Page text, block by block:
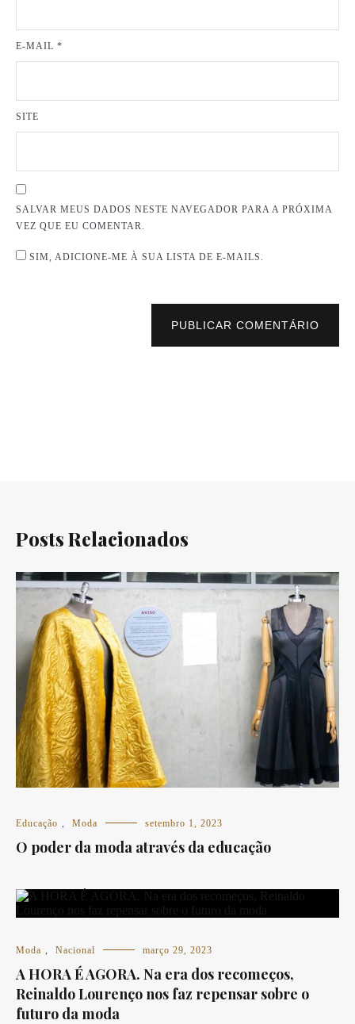
E-MAIL *
SITE
SALVAR MEUS DADOS NESTE NAVEGADOR PARA A PRÓXIMA
VEZ QUE EU COMENTAR.
SIM, ADICIONE-ME À SUA LISTA DE E-MAILS.
PUBLICAR COMENTÁRIO
Posts Relacionados
Educação Moda setembro 1, 2023
O poder da moda através da educação
Moda Nacional março 29, 2023
A HORA É AGORA. Na era dos recomeços,
Reinaldo Lourenço nos faz repensar sobre o
futuro da moda